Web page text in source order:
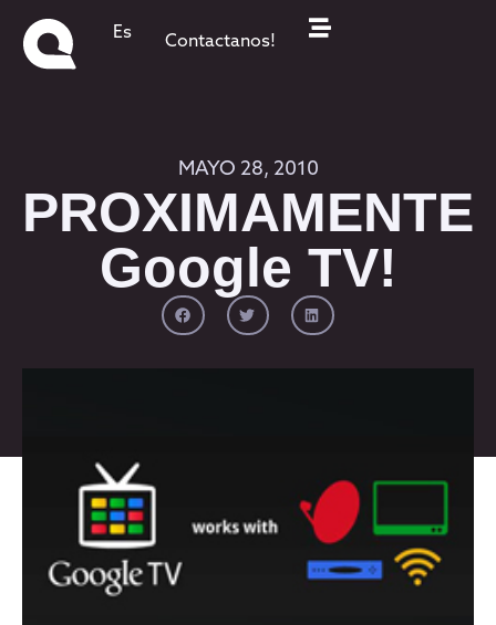
Es Contactanos!
MAYO 28, 2010
PROXIMAMENTE
Google TV!